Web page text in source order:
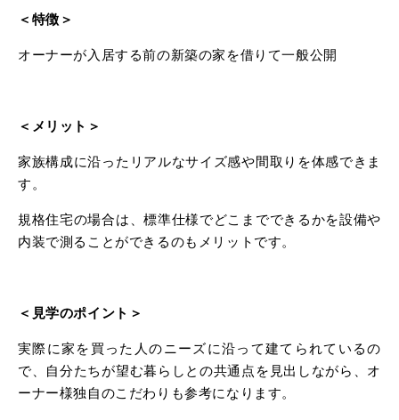
＜特徴＞
オーナーが入居する前の新築の家を借りて一般公開
＜メリット＞
家族構成に沿ったリアルなサイズ感や間取りを体感できま
す。
規格住宅の場合は、標準仕様でどこまでできるかを設備や
内装で測ることができるのもメリットです。
＜見学のポイント＞
実際に家を買った人のニーズに沿って建てられているの
で、自分たちが望む暮らしとの共通点を見出しながら、オ
ーナー様独自のこだわりも参考になります。